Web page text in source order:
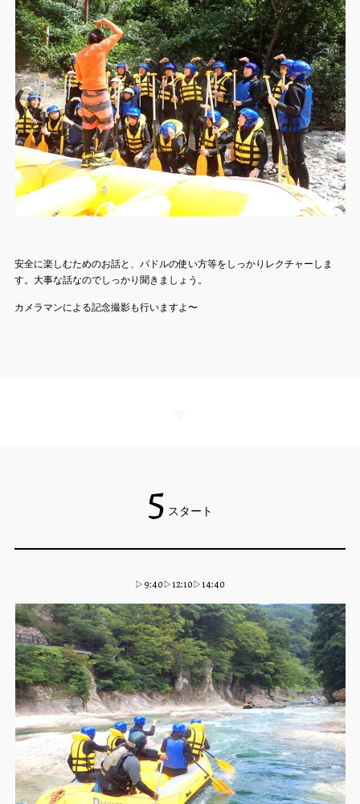
安全に楽しむためのお話と、パドルの使い方等をしっかりレクチャーしま
す。大事な話なのでしっかり聞きましょう。
カメラマンによる記念撮影も行いますよ〜
5 スタート
▷9:40▷12:10▷14:40